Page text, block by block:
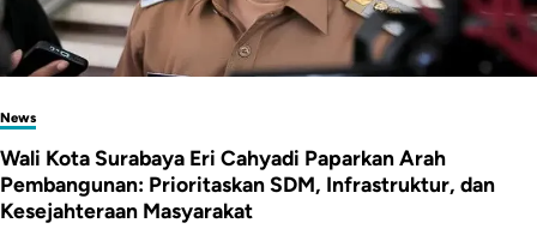
News
Wali Kota Surabaya Eri Cahyadi Paparkan Arah
Pembangunan: Prioritaskan SDM, Infrastruktur, dan
Kesejahteraan Masyarakat